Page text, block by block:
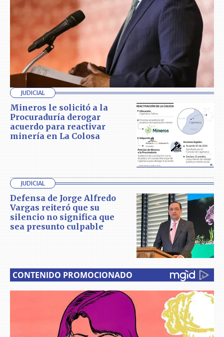
JUDICIAL
Mineros le solicitó a la
Procuraduría derogar
acuerdo para reactivar
minería en La Colosa
JUDICIAL
Defensa de Jorge Alfredo
Vargas reiteró que su
silencio no significa que
sea presunto culpable